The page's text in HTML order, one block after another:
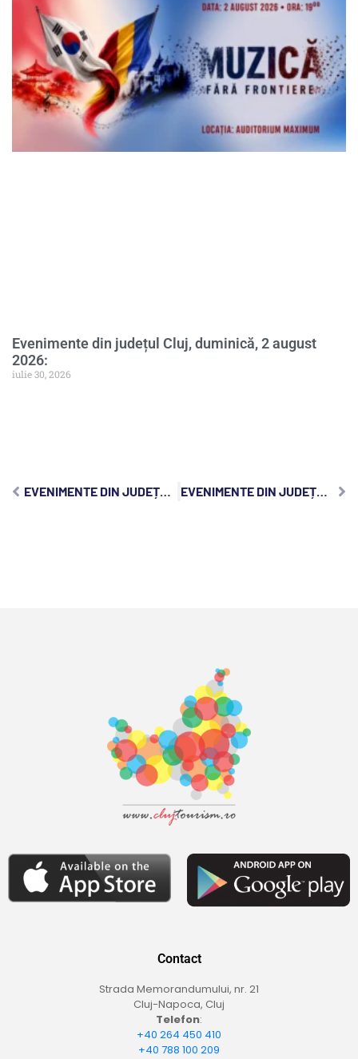
Evenimente din județul Cluj, duminică, 2 august
2026:
iulie 30, 2026
Contact
Strada Memorandumului, nr. 21
Cluj-Napoca, Cluj
Telefon:
+40 264 450 410
+40 788 100 209